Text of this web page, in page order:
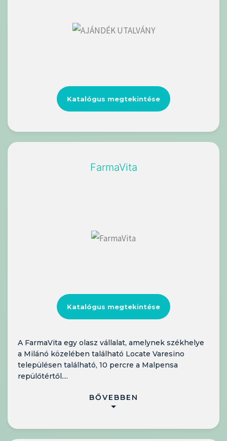
Katalógus megtekintése
FarmaVita
Katalógus megtekintése
A FarmaVita egy olasz vállalat, amelynek székhelye
a Milánó közelében található Locate Varesino
településen található, 10 percre a Malpensa
repülőtértől....
BŐVEBBEN